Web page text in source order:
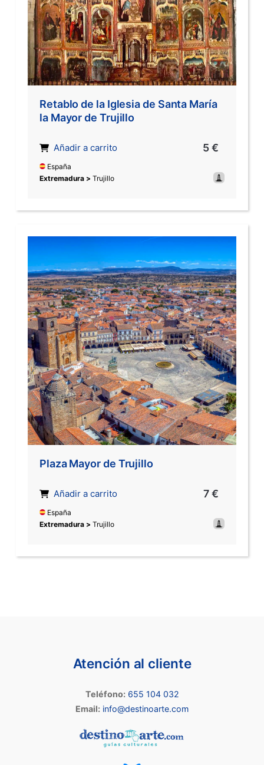
Retablo de la Iglesia de Santa María
la Mayor de Trujillo
Añadir a carrito 5 €
España
Extremadura > Trujillo
Plaza Mayor de Trujillo
Añadir a carrito 7 €
España
Extremadura > Trujillo
Atención al cliente
Teléfono: 655 104 032
Email: info@destinoarte.com